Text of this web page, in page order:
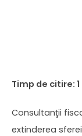
Consultanţii
extinderea